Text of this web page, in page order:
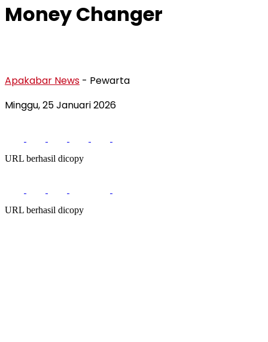
Money Changer
Apakabar News - Pewarta
Minggu, 25 Januari 2026
URL berhasil dicopy
URL berhasil dicopy